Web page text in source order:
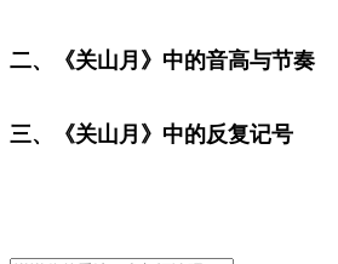
二、《关山月》中的音高与节奏
三、《关山月》中的反复记号